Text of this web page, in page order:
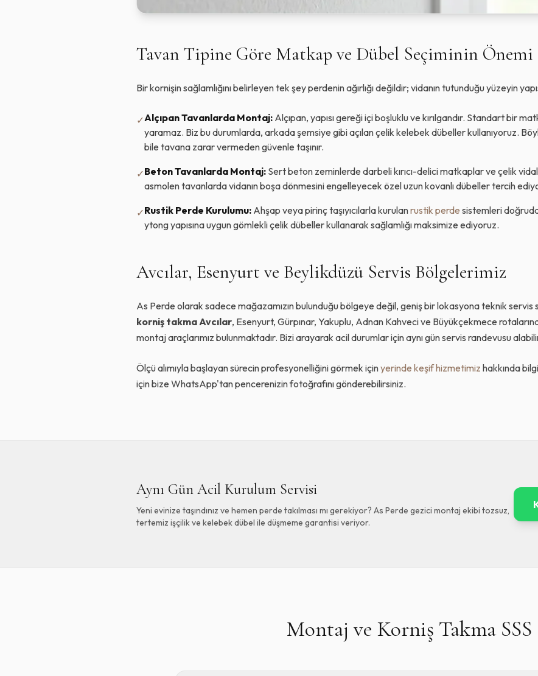
Tavan Tipine Göre Matkap ve Dübel Seçiminin Önemi
Bir kornişin sağlamlığını belirleyen tek şey perdenin ağırlığı değildir; vidanın tutunduğu yüzeyin
✓Alçıpan Tavanlarda Montaj: Alçıpan, yapısı gereği içi boşluklu ve kırılgandır. Standart bir
yaramaz. Biz bu durumlarda, arkada şemsiye gibi açılan çelik kelebek dübeller kullanıyoruz.
bile tavana zarar vermeden güvenle taşınır.
✓Beton Tavanlarda Montaj: Sert beton zeminlerde darbeli kırıcı-delici matkaplar ve çelik
asmolen tavanlarda vidanın boşa dönmesini engelleyecek özel uzun kovanlı dübeller tercih
✓Rustik Perde Kurulumu: Ahşap veya pirinç taşıyıcılarla kurulanrustik perde sistemleri
ytong yapısına uygun gömlekli çelik dübeller kullanarak sağlamlığı maksimize ediyoruz.
Avcılar, Esenyurt ve Beylikdüzü Servis Bölgelerimiz
As Perde olarak sadece mağazamızın bulunduğu bölgeye değil, geniş bir lokasyona teknik servis
korniş takma Avcılar, Esenyurt, Gürpınar, Yakuplu, Adnan Kahveci ve Büyükçekmece
montaj araçlarımız bulunmaktadır. Bizi arayarak acil durumlar için aynı gün servis randevusu
Ölçü alımıyla başlayan sürecin profesyonelliğini görmek içinyerinde keşif hizmetimiz hakkında
için bize WhatsApp'tan pencerenizin fotoğrafını gönderebilirsiniz.
Aynı Gün Acil Kurulum Servisi
Yeni evinize taşındınız ve hemen perde takılması mı gerekiyor? As Perde gezici montaj ekibi tozsuz,
tertemiz işçilik ve kelebek dübel ile düşmeme garantisi veriyor.
Montaj ve Korniş Takma SSS